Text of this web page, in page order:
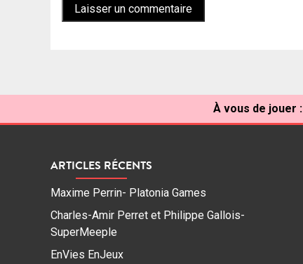
À vous de jouer :
ARTICLES RÉCENTS
Maxime Perrin- Platonia Games
Charles-Amir Perret et Philippe Gallois-
SuperMeeple
EnVies EnJeux